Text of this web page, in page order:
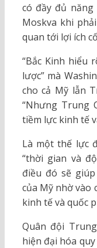
có đầy đủ
Moskva khi
quan tới lợi ích
“Bắc Kinh hiểu
lược” mà
cho cả Mỹ lẫn
“Nhưng Trung
tiềm lực kinh tế
Là một thế lực
“thời gian và
điều đó sẽ
của Mỹ nhờ vào
kinh tế và quốc
Quân đội
hiện đại hóa